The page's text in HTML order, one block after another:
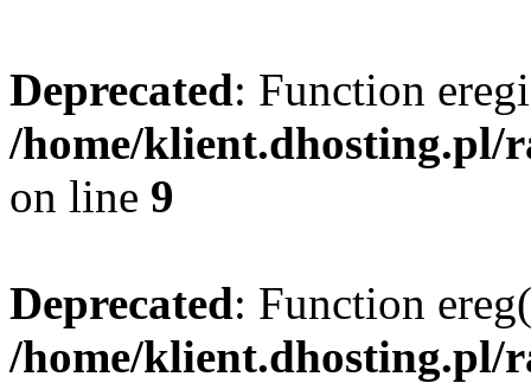
Deprecated: Function
/home/klient.dhosting.pl/
on line 9
Deprecated: Function
/home/klient.dhosting.pl/